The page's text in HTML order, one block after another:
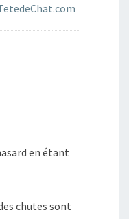
en étant
chutes sont